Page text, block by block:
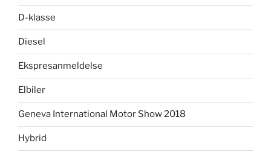
D-klasse
Diesel
Ekspresanmeldelse
Elbiler
Geneva International Motor Show 2018
Hybrid